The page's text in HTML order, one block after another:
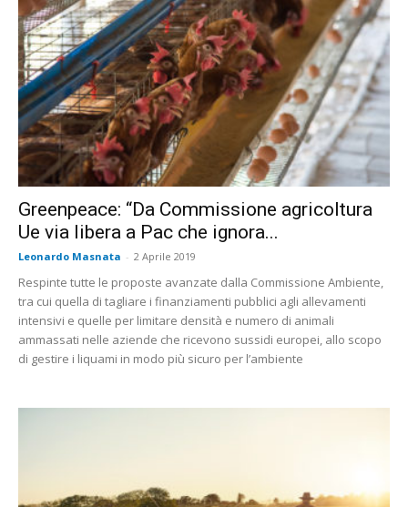
Greenpeace: “Da Commissione agricoltura
Ue via libera a Pac che ignora...
Leonardo Masnata - 2 Aprile 2019
Respinte tutte le proposte avanzate dalla Commissione Ambiente,
tra cui quella di tagliare i finanziamenti pubblici agli allevamenti
intensivi e quelle per limitare densità e numero di animali
ammassati nelle aziende che ricevono sussidi europei, allo scopo
di gestire i liquami in modo più sicuro per l’ambiente